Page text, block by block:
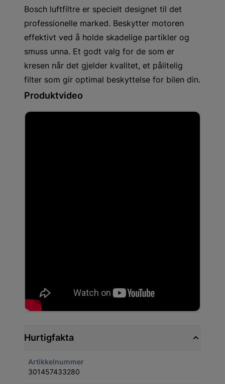
Bosch luftfiltre er specielt designet til det
professionelle marked. Beskytter motoren
effektivt ved å holde skadelige partikler og
smuss unna. Et godt valg for de som er
kresen når det gjelder kvalitet, et pålitelig
filter som gir optimal beskyttelse for bilen din.
Produktvideo
Hurtigfakta
Artikkelnummer
301457433280